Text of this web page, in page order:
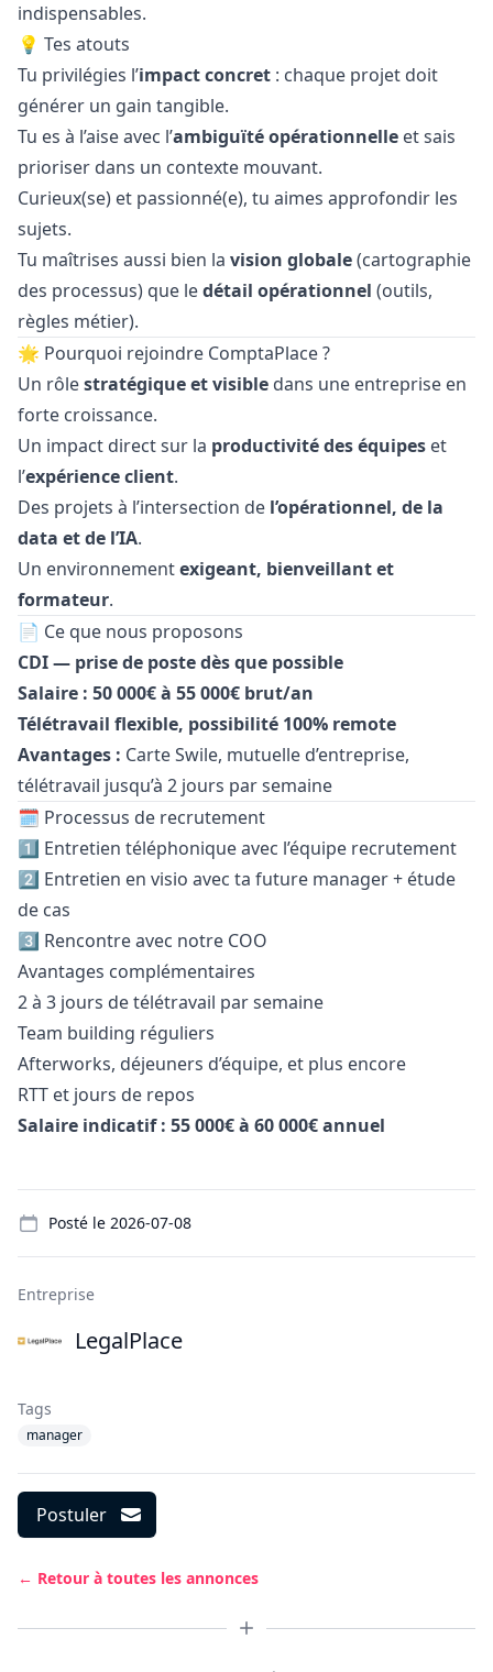
indispensables.
💡 Tes atouts
Tu privilégies l’impact concret : chaque projet doit
générer un gain tangible.
Tu es à l’aise avec l’ambiguïté opérationnelle et sais
prioriser dans un contexte mouvant.
Curieux(se) et passionné(e), tu aimes approfondir les
sujets.
Tu maîtrises aussi bien la vision globale(cartographie
des processus) que ledétail opérationnel (outils,
règles métier).
🌟 Pourquoi rejoindre ComptaPlace ?
Un rôlestratégique et visible dans une entreprise en
forte croissance.
Un impact direct sur la productivité des équipes et
l’expérience client.
Des projets à l’intersection de l’opérationnel, de la
data et de l’IA.
Un environnementexigeant, bienveillant et
formateur.
📄 Ce que nous proposons
CDI — prise de poste dès que possible
Salaire : 50 000€ à 55 000€ brut/an
Télétravail flexible, possibilité 100% remote
Avantages : Carte Swile, mutuelle d’entreprise,
télétravail jusqu’à 2 jours par semaine
🗓 Processus de recrutement
1️⃣ Entretien téléphonique avec l’équipe recrutement
2️⃣ Entretien en visio avec ta future manager+ étude
de cas
3️⃣ Rencontre avec notre COO
Avantages complémentaires
2 à 3 jours de télétravail par semaine
Team building réguliers
Afterworks, déjeuners d’équipe, et plus encore
RTT et jours de repos
Salaire indicatif : 55 000€ à 60 000€ annuel
Posté le 2026-07-08
Entreprise
LegalPlace
Tags
manager
Postuler
← Retour à toutes les annonces